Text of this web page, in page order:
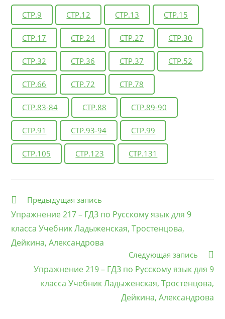
СТР.9 СТР.12 СТР.13 СТР.15
СТР.17 СТР.24 СТР.27 СТР.30
СТР.32 СТР.36 СТР.37 СТР.52
СТР.66 СТР.72 СТР.78
СТР.83-84 СТР.88 СТР.89-90
СТР.91 СТР.93-94 СТР.99
СТР.105 СТР.123 СТР.131
Еще
Предыдущая запись
Упражнение 217 – ГДЗ по Русскому язык для 9
класса Учебник Ладыженская, Тростенцова,
Дейкина, Александрова
Следующая запись
Упражнение 219 – ГДЗ по Русскому язык для 9
класса Учебник Ладыженская, Тростенцова,
Дейкина, Александрова